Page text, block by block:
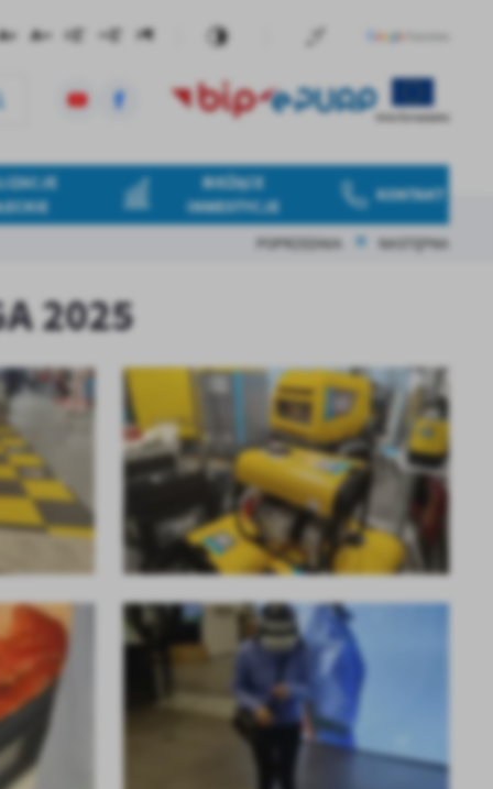
BIEŻĄCE
INWESTYCJE
KONTAKT
POPRZEDNIA NASTĘPNA
2025